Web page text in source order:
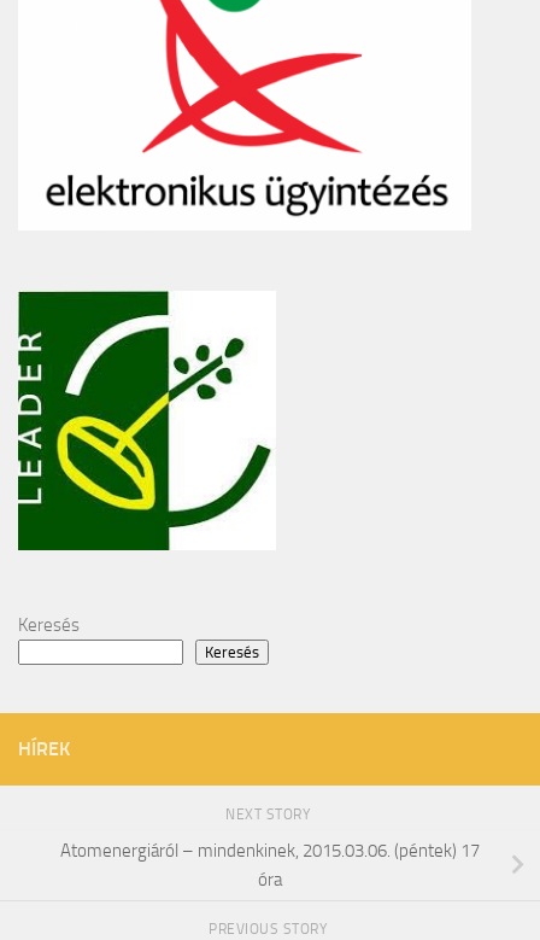
Keresés
Keresés
HÍREK
NEXT STORY
Atomenergiáról – mindenkinek, 2015.03.06. (péntek) 17
óra
PREVIOUS STORY